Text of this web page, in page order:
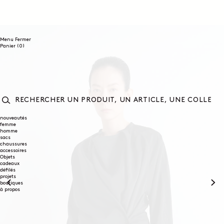
Menu Fermer
Panier (0)
UN
PRODUIT,
UN
UNE
COLLECTION...
nouveautés
femme
homme
sacs
chaussures
accessoires
Objets
cadeaux
défilés
projets
boutiques
à propos